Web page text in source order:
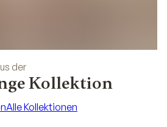
der
Kollektion
Alle Kollektionen